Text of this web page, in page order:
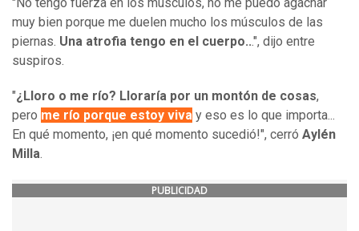
"No tengo fuerza en los músculos, no me puedo agachar
muy bien porque me duelen mucho los músculos de las
piernas. Una atrofia tengo en el cuerpo...", dijo entre
suspiros.
"¿Lloro o me río? Lloraría por un montón de cosas,
pero me río porque estoy viva y eso es lo que importa...
En qué momento, ¡en qué momento sucedió!", cerró Aylén
Milla.
PUBLICIDAD